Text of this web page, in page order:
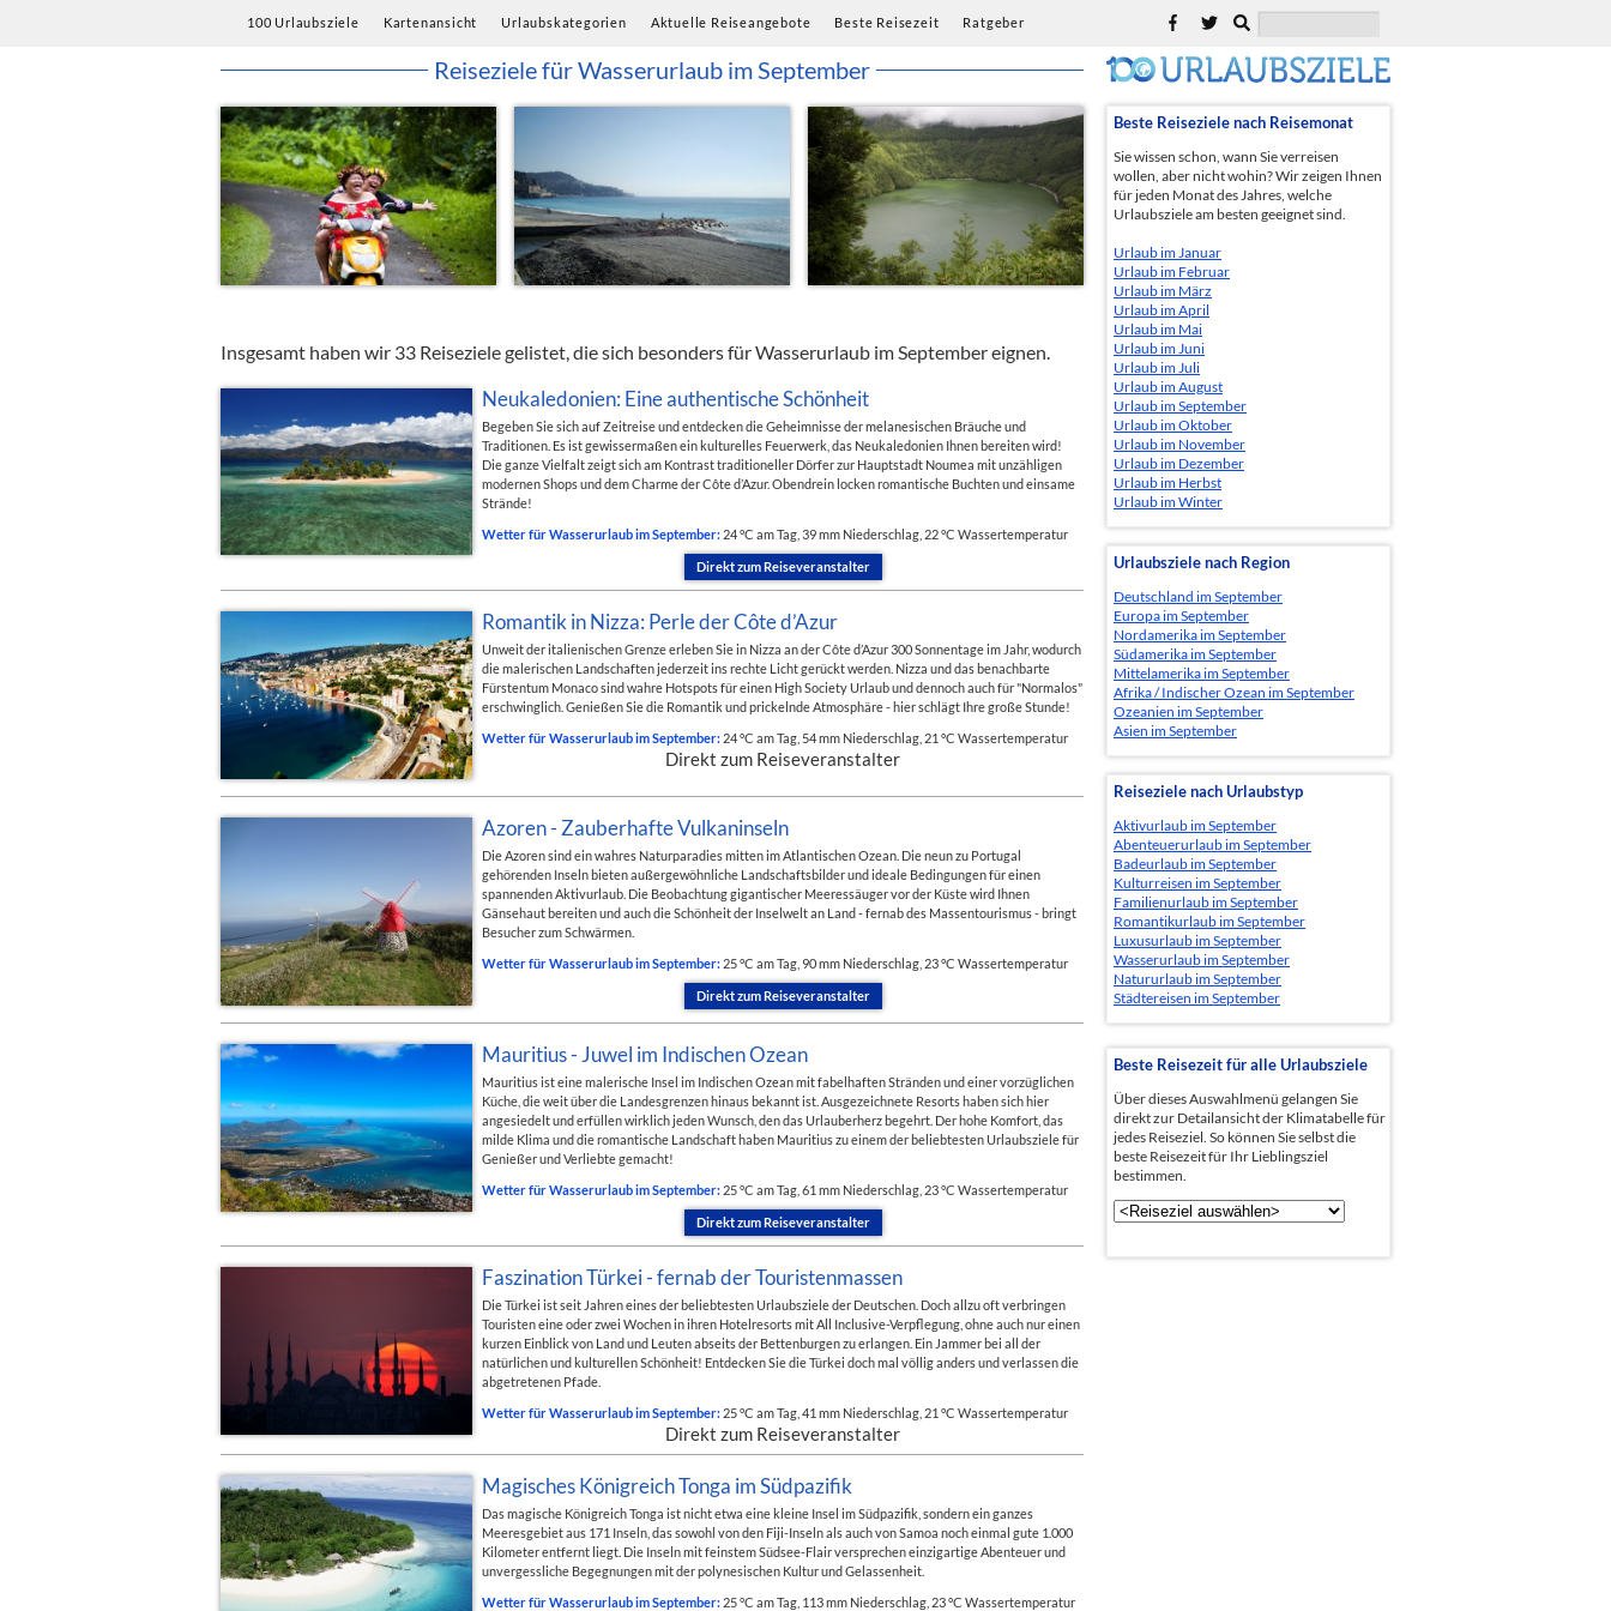
100 Urlaubsziele Kartenansicht Urlaubskategorien Aktuelle Reiseangebote Beste Reisezeit Ratgeber
Reiseziele für Wasserurlaub im September
Insgesamt haben wir 33 Reiseziele gelistet, die sich besonders für Wasserurlaub im September eignen.
Neukaledonien: Eine authentische Schönheit
Begeben Sie sich auf Zeitreise und entdecken die Geheimnisse der melanesischen Bräuche und
Traditionen. Es ist gewissermaßen ein kulturelles Feuerwerk, das Neukaledonien Ihnen bereiten wird!
Die ganze Vielfalt zeigt sich am Kontrast traditioneller Dörfer zur Hauptstadt Noumea mit unzähligen
modernen Shops und dem Charme der Côte d’Azur. Obendrein locken romantische Buchten und einsame
Strände!
Wetter für Wasserurlaub im September: 24 °C am Tag, 39 mm Niederschlag, 22 °C Wassertemperatur
Direkt zum Reiseveranstalter
Romantik in Nizza: Perle der Côte d’Azur
Unweit der italienischen Grenze erleben Sie in Nizza an der Côte d’Azur 300 Sonnentage im Jahr, wodurch
die malerischen Landschaften jederzeit ins rechte Licht gerückt werden. Nizza und das benachbarte
Fürstentum Monaco sind wahre Hotspots für einen High Society Urlaub und dennoch auch für "Normalos"
erschwinglich. Genießen Sie die Romantik und prickelnde Atmosphäre - hier schlägt Ihre große Stunde!
Wetter für Wasserurlaub im September: 24 °C am Tag, 54 mm Niederschlag, 21 °C Wassertemperatur
Direkt zum Reiseveranstalter
Azoren - Zauberhafte Vulkaninseln
Die Azoren sind ein wahres Naturparadies mitten im Atlantischen Ozean. Die neun zu Portugal
gehörenden Inseln bieten außergewöhnliche Landschaftsbilder und ideale Bedingungen für einen
spannenden Aktivurlaub. Die Beobachtung gigantischer Meeressäuger vor der Küste wird Ihnen
Gänsehaut bereiten und auch die Schönheit der Inselwelt an Land - fernab des Massentourismus - bringt
Besucher zum Schwärmen.
Wetter für Wasserurlaub im September: 25 °C am Tag, 90 mm Niederschlag, 23 °C Wassertemperatur
Direkt zum Reiseveranstalter
Mauritius - Juwel im Indischen Ozean
Mauritius ist eine malerische Insel im Indischen Ozean mit fabelhaften Stränden und einer vorzüglichen
Küche, die weit über die Landesgrenzen hinaus bekannt ist. Ausgezeichnete Resorts haben sich hier
angesiedelt und erfüllen wirklich jeden Wunsch, den das Urlauberherz begehrt. Der hohe Komfort, das
milde Klima und die romantische Landschaft haben Mauritius zu einem der beliebtesten Urlaubsziele für
Genießer und Verliebte gemacht!
Wetter für Wasserurlaub im September: 25 °C am Tag, 61 mm Niederschlag, 23 °C Wassertemperatur
Direkt zum Reiseveranstalter
Faszination Türkei - fernab der Touristenmassen
Die Türkei ist seit Jahren eines der beliebtesten Urlaubsziele der Deutschen. Doch allzu oft verbringen
Touristen eine oder zwei Wochen in ihren Hotelresorts mit All Inclusive-Verpflegung, ohne auch nur einen
kurzen Einblick von Land und Leuten abseits der Bettenburgen zu erlangen. Ein Jammer bei all der
natürlichen und kulturellen Schönheit! Entdecken Sie die Türkei doch mal völlig anders und verlassen die
abgetretenen Pfade.
Wetter für Wasserurlaub im September: 25 °C am Tag, 41 mm Niederschlag, 21 °C Wassertemperatur
Direkt zum Reiseveranstalter
Magisches Königreich Tonga im Südpazifik
Das magische Königreich Tonga ist nicht etwa eine kleine Insel im Südpazifik, sondern ein ganzes
Meeresgebiet aus 171 Inseln, das sowohl von den Fiji-Inseln als auch von Samoa noch einmal gute 1.000
Kilometer entfernt liegt. Die Inseln mit feinstem Südsee-Flair versprechen einzigartige Abenteuer und
unvergessliche Begegnungen mit der polynesischen Kultur und Gelassenheit.
Wetter für Wasserurlaub im September: 25 °C am Tag, 113 mm Niederschlag, 23 °C Wassertemperatur
Beste Reiseziele nach Reisemonat
Sie wissen schon, wann Sie verreisen
wollen, aber nicht wohin? Wir zeigen Ihnen
für jeden Monat des Jahres, welche
Urlaubsziele am besten geeignet sind.
Urlaub im Januar
Urlaub im Februar
Urlaub im März
Urlaub im April
Urlaub im Mai
Urlaub im Juni
Urlaub im Juli
Urlaub im August
Urlaub im September
Urlaub im Oktober
Urlaub im November
Urlaub im Dezember
Urlaub im Herbst
Urlaub im Winter
Urlaubsziele nach Region
Deutschland im September
Europa im September
Nordamerika im September
Südamerika im September
Mittelamerika im September
Afrika / Indischer Ozean im September
Ozeanien im September
Asien im September
Reiseziele nach Urlaubstyp
Aktivurlaub im September
Abenteuerurlaub im September
Badeurlaub im September
Kulturreisen im September
Familienurlaub im September
Romantikurlaub im September
Luxusurlaub im September
Wasserurlaub im September
Natururlaub im September
Städtereisen im September
Beste Reisezeit für alle Urlaubsziele
Über dieses Auswahlmenü gelangen Sie
direkt zur Detailansicht der Klimatabelle für
jedes Reiseziel. So können Sie selbst die
beste Reisezeit für Ihr Lieblingsziel
bestimmen.